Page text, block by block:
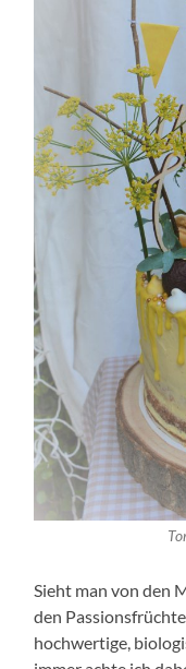
Sieht man von den
den
hochwertige,